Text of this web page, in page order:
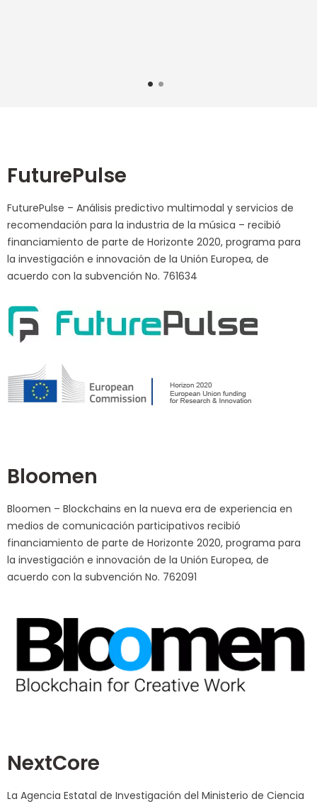
FuturePulse
FuturePulse – Análisis predictivo multimodal y servicios de
recomendación para la industria de la música – recibió
financiamiento de parte de Horizonte 2020, programa para
la investigación e innovación de la Unión Europea, de
acuerdo con la subvención No. 761634
Bloomen
Bloomen – Blockchains en la nueva era de experiencia en
medios de comunicación participativos recibió
financiamiento de parte de Horizonte 2020, programa para
la investigación e innovación de la Unión Europea, de
acuerdo con la subvención No. 762091
NextCore
La Agencia Estatal de Investigación del Ministerio de Ciencia